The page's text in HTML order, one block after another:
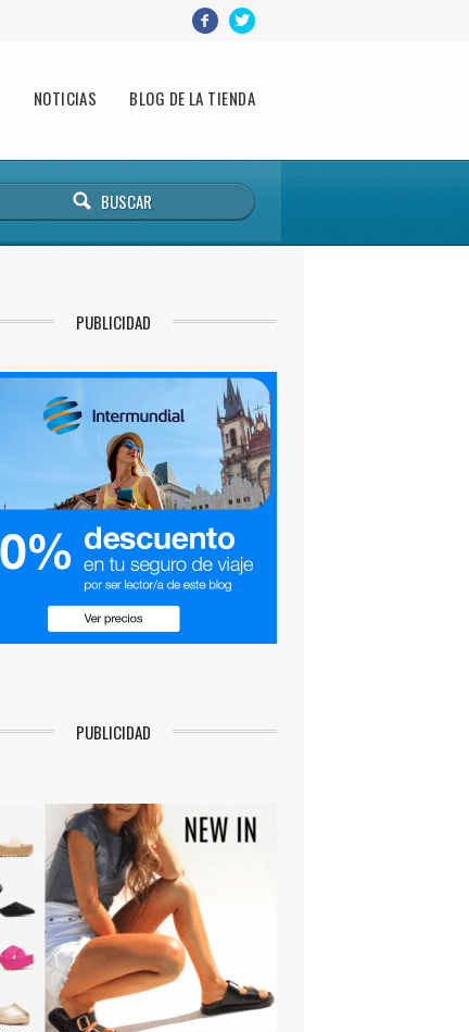
NOTICIAS BLOG DE LA TIENDA
PUBLICIDAD
PUBLICIDAD